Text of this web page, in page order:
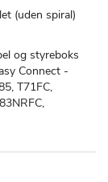
(uden spiral)
og styreboks
Connect -
T71FC,